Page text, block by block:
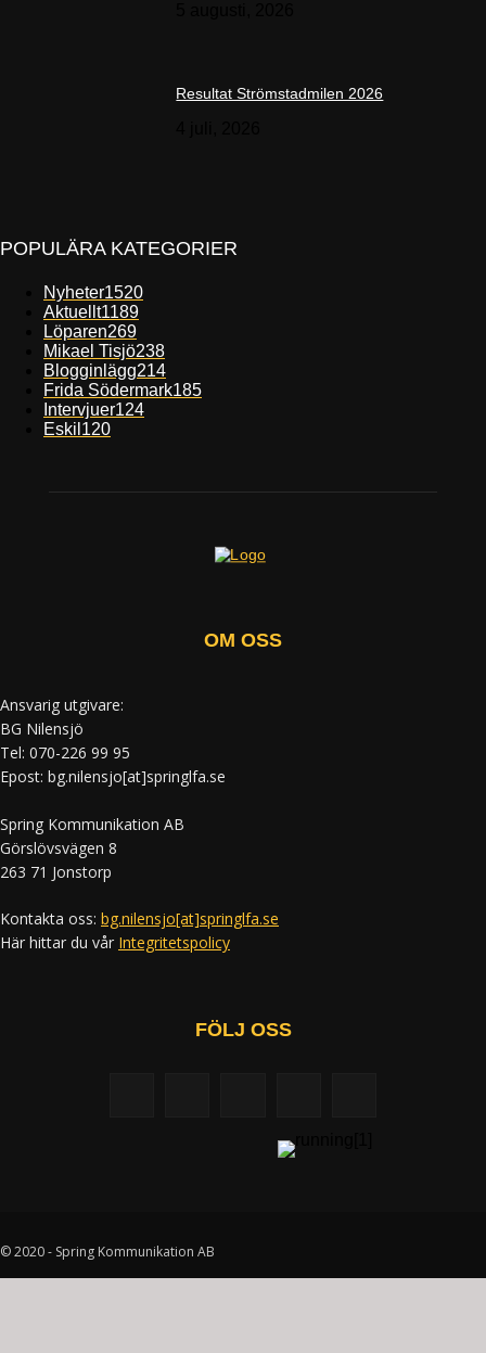
Resultat Strömstadmilen 2026
POPULÄRA KATEGORIER
Nyheter1520
Aktuellt1189
Löparen269
Mikael Tisjö238
Blogginlägg214
Frida Södermark185
Intervjuer124
Eskil 120
OM OSS
Ansvarig utgivare:
BG Nilensjö
Tel: 070-226 99 95
Epost: bg.nilensjo[at]springlfa.se
Spring Kommunikation AB
Görslövsvägen 8
263 71 Jonstorp
Kontakta oss: bg.nilensjo[at]springlfa.se
Här hittar du vår Integritetspolicy
FÖLJ OSS
© 2020 - Spring Kommunikation AB